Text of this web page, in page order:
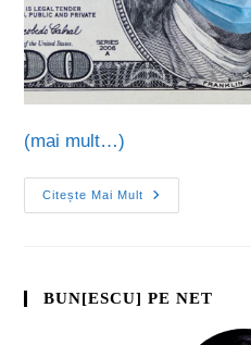
(mai mult…)
Citește Mai Mult
BUN[ESCU] PE NET